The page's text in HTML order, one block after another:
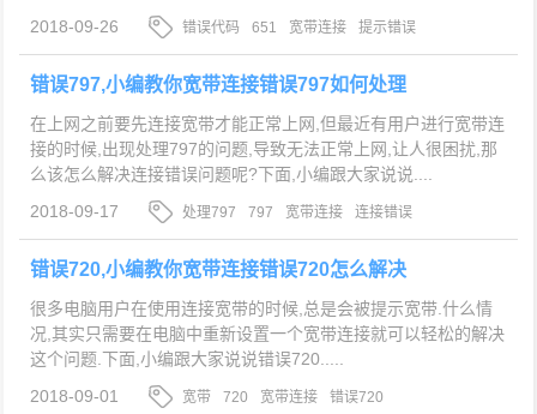
2018-09-26
错误代码 651 宽带连接 提示错误
错误797,小编教你宽带连接错误797如何处理
在上网之前要先连接宽带才能正常上网,但最近有用户进行宽带连
接的时候,出现处理797的问题,导致无法正常上网,让人很困扰,那
么该怎么解决连接错误问题呢?下面,小编跟大家说说....
2018-09-17
处理797 797 宽带连接 连接错误
错误720,小编教你宽带连接错误720怎么解决
很多电脑用户在使用连接宽带的时候,总是会被提示宽带.什么情
况,其实只需要在电脑中重新设置一个宽带连接就可以轻松的解决
这个问题.下面,小编跟大家说说错误720.....
2018-09-01
宽带 720 宽带连接 错误720